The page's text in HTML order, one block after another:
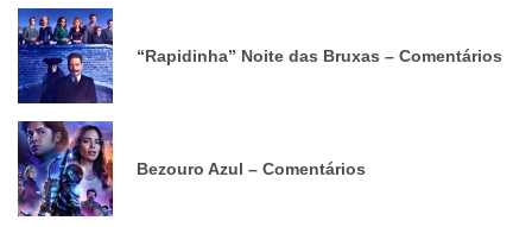
“Rapidinha” Noite das Bruxas – Comentários
Bezouro Azul – Comentários